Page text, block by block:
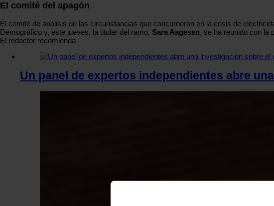
El comité del apagón
El comité de análisis de las circunstancias que concurrieron en la crisis de
Demográfico y, este jueves, la titular del ramo, Sara Aagesen, se ha reunido con la
El redactor recomienda
Un panel de expertos independientes abre